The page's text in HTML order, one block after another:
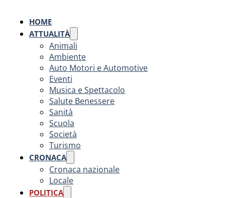
HOME
ATTUALITÀ
Animali
Ambiente
Auto Motori e Automotive
Eventi
Musica e Spettacolo
Salute Benessere
Sanità
Scuola
Società
Turismo
CRONACA
Cronaca nazionale
Locale
POLITICA